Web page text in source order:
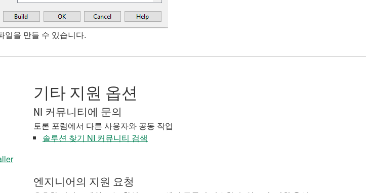
일을 만들 수 있습니다.
기타 지원 옵션
NI 커뮤니티에 문의
토론 포럼에서 다른 사용자와 공동 작업
솔루션 찾기 NI 커뮤니티 검색
엔지니어의 지원 요청